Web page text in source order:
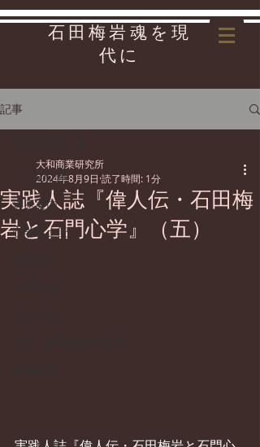
石田梅岩魂を現
代に
記事
全ての記事
講座案内
心学風土記
実践人誌『偉人伝・石田梅
岩と石門心学』（五）
大和商業研究所
2024年8月9日 読了時間: 1分